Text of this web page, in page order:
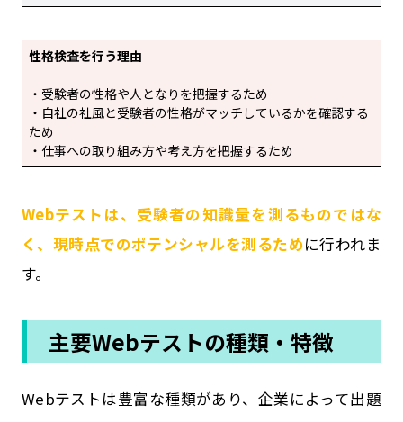
性格検査を行う理由
・受験者の性格や人となりを把握するため
・自社の社風と受験者の性格がマッチしているかを確認する
ため
・仕事への取り組み方や考え方を把握するため
Webテストは、受験者の知識量を測るものではな
く、現時点でのポテンシャルを測るために行われま
す。
主要Webテストの種類・特徴
Webテストは豊富な種類があり、企業によって出題